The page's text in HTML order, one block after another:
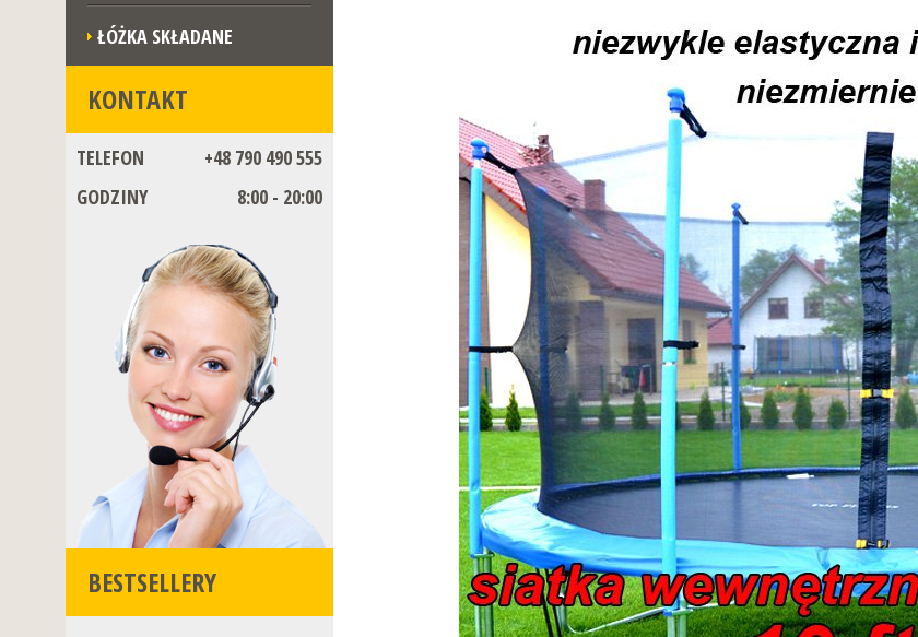
ŁÓŻKA SKŁADANE
KONTAKT
TELEFON
+48 790 490 555
GODZINY
8:00 - 20:00
BESTSELLERY